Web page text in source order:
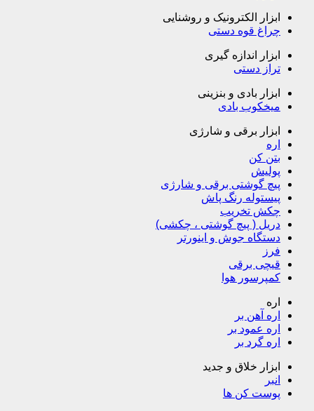
ابزار الکترونیک و روشنایی
چراغ قوه دستی
ابزار اندازه گیری
تراز دستی
ابزار بادی و بنزینی
میخکوب بادی
ابزار برقی و شارژی
اره
بتن کن
پولیش
پیچ گوشتی برقی و شارژی
پیستوله رنگ پاش
چکش تخریب
دریل ( پیچ گوشتی ، چکشی)
دستگاه جوش و اینورتر
فرز
قیچی برقی
کمپرسور هوا
اره
اره آهن بر
اره عمود بر
اره گرد بر
ابزار خلاق و جدید
انبر
پوست کن ها